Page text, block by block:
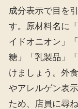
成分表示で目を
す。原材料名に
イドオニオン」
糖」「乳製品」
けましょう。外
やアレルゲン表
ため、店員に尋